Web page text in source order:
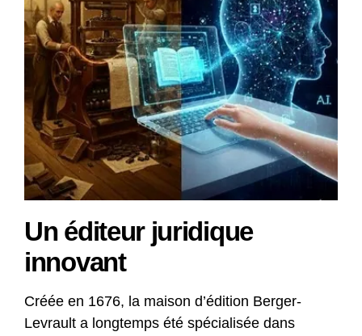
Un éditeur juridique
innovant
Créée en 1676, la maison d’édition Berger-
Levrault a longtemps été spécialisée dans